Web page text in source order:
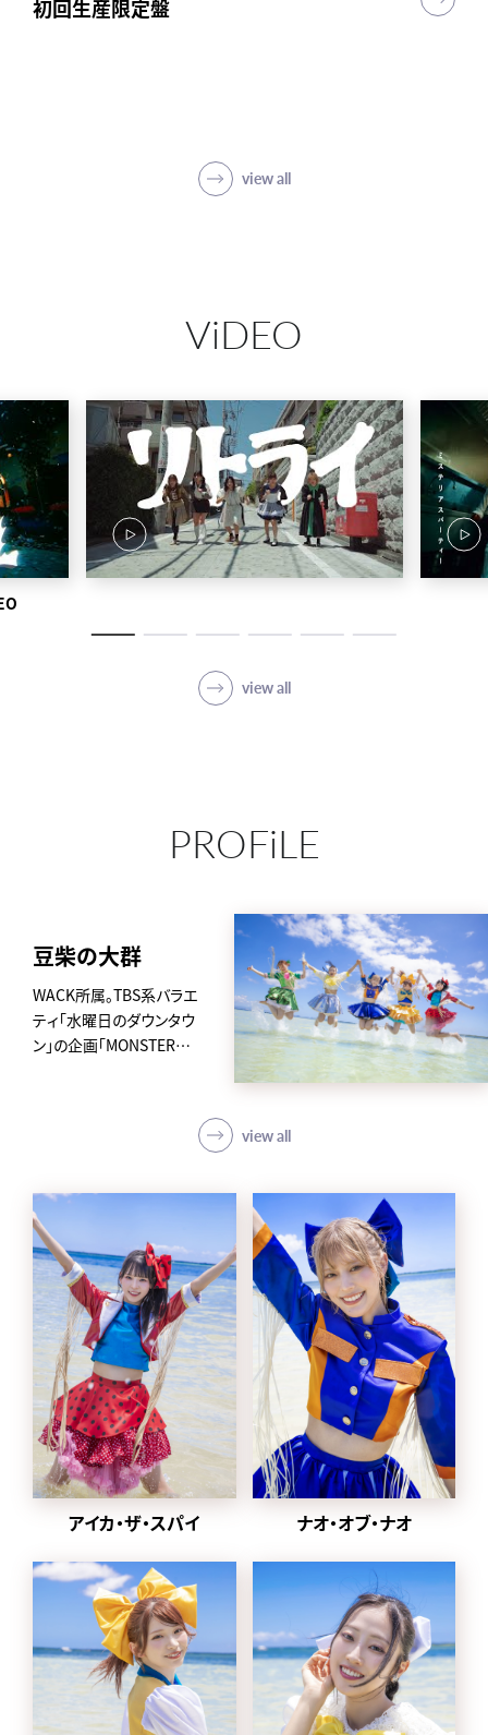
初回生産限定盤
初回生産限定盤
初回生産限定盤
突破
初回生産限定盤(1CD＋5Blu-ray＋PHOTO
view all
ViDEO
view all
PROFiLE
豆柴の大群
WACK所属。TBS系バラエ
ティ「水曜日のダウンタウ
ン」の企画「MONSTER
アイカ・ザ・スパイ、ナオ・オ
ブ・ナオ、レオナエンパイア、
ンスターからなるクロちゃ
んプロデュースの5人組ア
イドルグループ。
avexからメジャーデビュー
後4日という史上最速の早
さで東京ドームに立ち話題
を集め、「第62回 輝く！日本
レコード大賞」新人賞を受
賞。
2024年1月から
2022年に同番組の企画
「MONSTER LOVE」から誕
豆柴の大群都内某所
a.k.a. MONSTERIDOLとし
2025年1月8日に放送され
た「水曜日のダウンタウン」
内で
view all
アイカ・ザ・スパイ ナオ・オブ・ナオ